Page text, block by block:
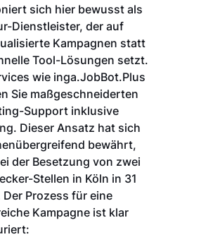
sich hier bewusst als
Dienstleister, der auf
Kampagnen statt
Tool-Lösungen setzt.
wie inga.JobBot.Plus
Sie maßgeschneiderten
Support inklusive
Dieser Ansatz hat sich
bewährt,
der Besetzung von zwei
Stellen in Köln in 31
Der Prozess für eine
Kampagne ist klar